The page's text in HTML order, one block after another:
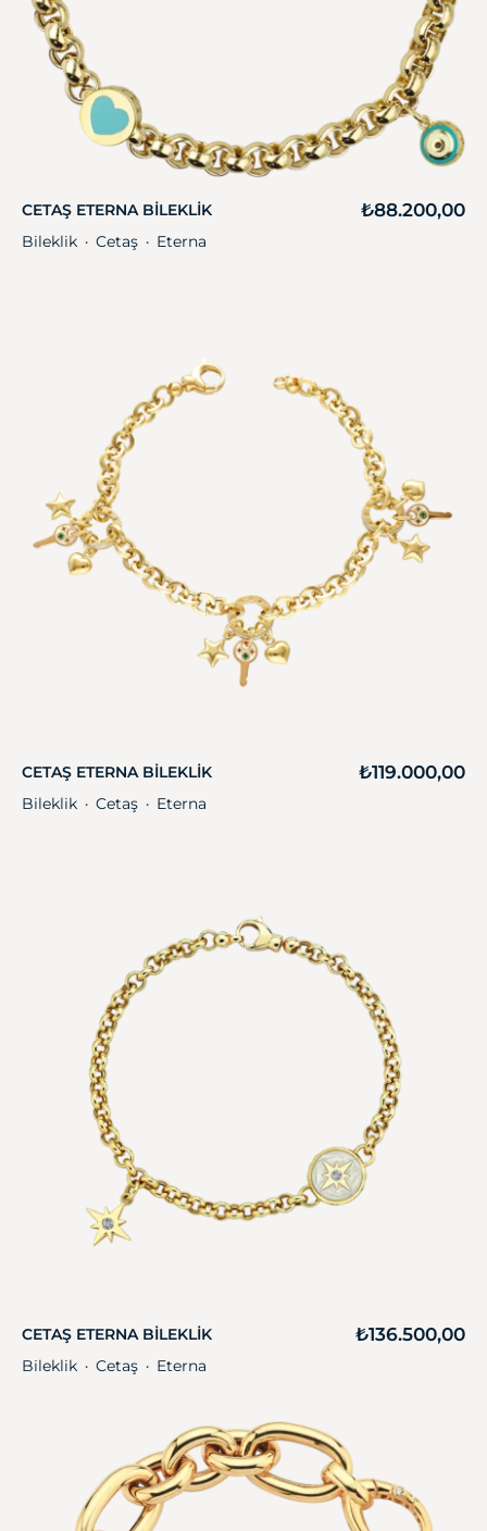
CETAŞ ETERNA BILEKLIK ₺88.200,00
Bileklik ・ Cetaş ・ Eterna
CETAŞ ETERNA BILEKLIK ₺119.000,00
Bileklik ・ Cetaş ・ Eterna
CETAŞ ETERNA BILEKLIK ₺136.500,00
Bileklik ・ Cetaş ・ Eterna